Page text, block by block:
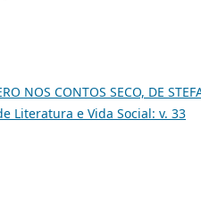
NOS CONTOS SECO, DE
Literatura e Vida Social: v. 33